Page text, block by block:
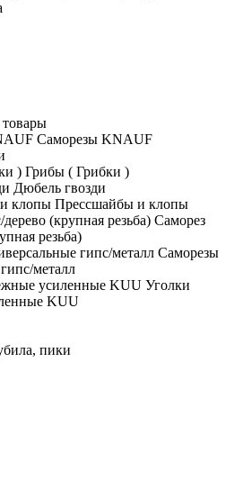
товары
Саморезы KNAUF
Грибы ( Грибки )
Дюбель гвозди
Прессшайбы и клопы
Саморез
резьба)
Саморезы
металл
Уголки
KUU
пики